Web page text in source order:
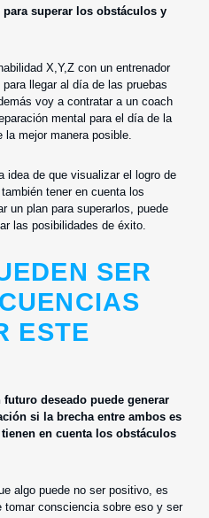
superar los obstáculos y
X,Y,Z con un entrenador
llegar al día de las pruebas
voy a contratar a un coach
mental para el día de la
mejor manera posible.
idea de que visualizar el logro de
tener en cuenta los
un plan para superarlos, puede
las posibilidades de éxito.
SER
ESTE
deseado puede generar
si la brecha entre ambos es
en cuenta los obstáculos
algo puede no ser positivo, es
consciencia sobre eso y ser